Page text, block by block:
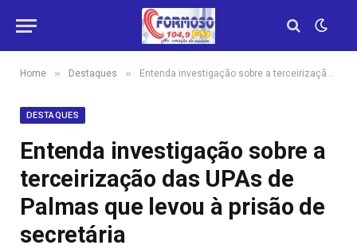
Home » Destaques » Entenda investigação sobre a terceirização das UPAs de Palmas que levou à prisão de secretária
DESTAQUES
Entenda investigação sobre a
terceirização das UPAs de
Palmas que levou à prisão de
secretária